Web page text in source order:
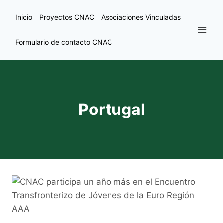
Inicio Proyectos CNAC Asociaciones Vinculadas
Formulario de contacto CNAC
Portugal